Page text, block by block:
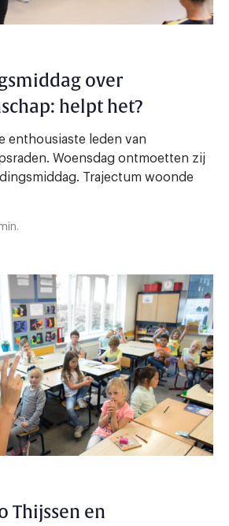
over
helpt het?
enthousiaste leden van
Woensdag ontmoetten zij
Trajectum woonde
Thijssen en